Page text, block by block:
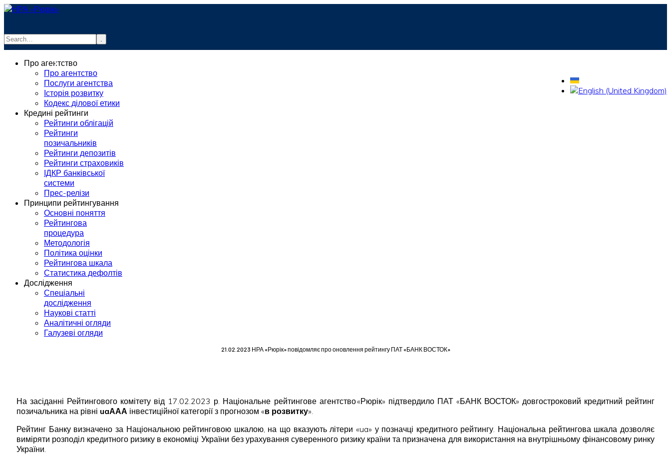
.
info@rurik.com.ua
Про агентство
Про агентство
Послуги агентства
Історія розвитку
Кодекс ділової етики
Кредині рейтинги
Рейтинги облігацій
Рейтинги
позичальників
Рейтинги депозитів
Рейтинги страховиків
ІДКР банківської
системи
Прес-релізи
Принципи рейтингування
Основні поняття
Рейтингова
процедура
Методологія
Політика оцінки
Рейтингова шкала
Статистика дефолтів
Дослідження
Спеціальні
дослідження
Наукові статті
Аналітичні огляди
Галузеві огляди
21.02.2023 НРА «Рюрік» повідомляє про оновлення рейтингу ПАТ «БАНК ВОСТОК»
На засіданні Рейтингового комітету від 17.02.2023 р. Національне рейтингове агентство «Рюрік» підтвердило ПАТ «БАНК ВОСТОК» довгостроковий кредитний рейтинг
позичальника на рівні uaААА інвестиційної категорії з прогнозом «в розвитку».
Рейтинг Банку визначено за Національною рейтинговою шкалою, на що вказують літери «ua» у позначці кредитного рейтингу. Національна рейтингова шкала дозволяє
виміряти розподіл кредитного ризику в економіці України без урахування суверенного ризику країни та призначена для використання на внутрішньому фінансовому ринку
України.